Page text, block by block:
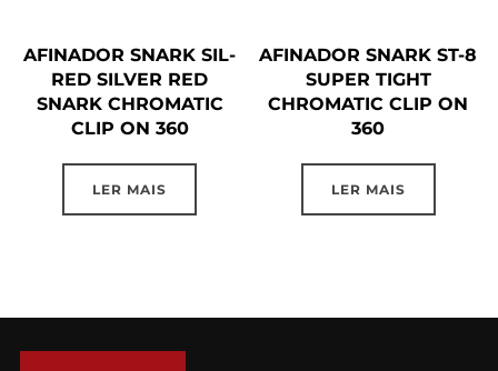
AFINADOR SNARK SIL-
RED SILVER RED
SNARK CHROMATIC
CLIP ON 360
LER MAIS
AFINADOR SNARK ST-8
SUPER TIGHT
CHROMATIC CLIP ON
360
LER MAIS